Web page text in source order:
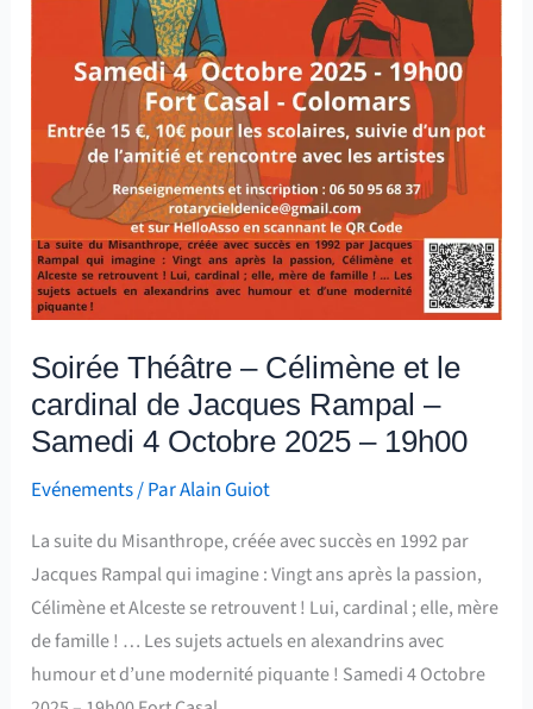
Soirée Théâtre – Célimène et le
cardinal de Jacques Rampal –
Samedi 4 Octobre 2025 – 19h00
Evénements/ ParAlain Guiot
La suite du Misanthrope, créée avec succès en 1992 par
Jacques Rampal qui imagine : Vingt ans après la passion,
Célimène et Alceste se retrouvent ! Lui, cardinal ; elle, mère
de famille ! … Les sujets actuels en alexandrins avec
humour et d’une modernité piquante ! Samedi 4 Octobre
Samedi
Octobre
2025
–
19h00